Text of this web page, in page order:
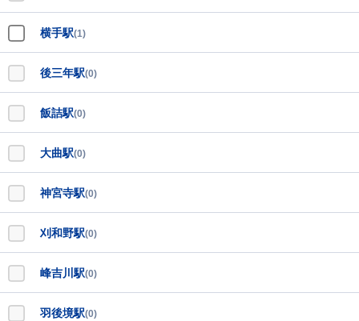
横手駅(1)
後三年駅(0)
飯詰駅(0)
大曲駅(0)
神宮寺駅(0)
刈和野駅(0)
峰吉川駅(0)
羽後境駅(0)